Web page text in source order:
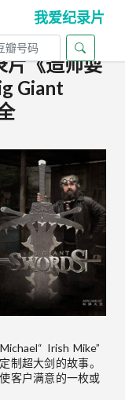
我爱纪录片
片《造师耍
Giant
Irish Mike”
制超大剑的故事。
客户满意的一枚或